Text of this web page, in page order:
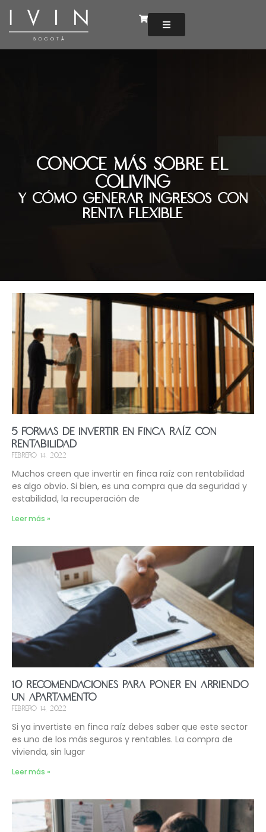
Conoce más sobre el
Coliving
y cómo generar ingresos con
renta flexible
5 formas de invertir en finca raíz con
rentabilidad
febrero 14, 2022
Muchos creen que invertir en finca raíz con rentabilidad
es algo obvio. Si bien, es una compra que da seguridad y
estabilidad, la recuperación de
Leer más »
10 recomendaciones para poner en arriendo
un apartamento
febrero 14, 2022
Si ya invertiste en finca raíz debes saber que este sector
es uno de los más seguros y rentables. La compra de
vivienda, sin lugar
Leer más »